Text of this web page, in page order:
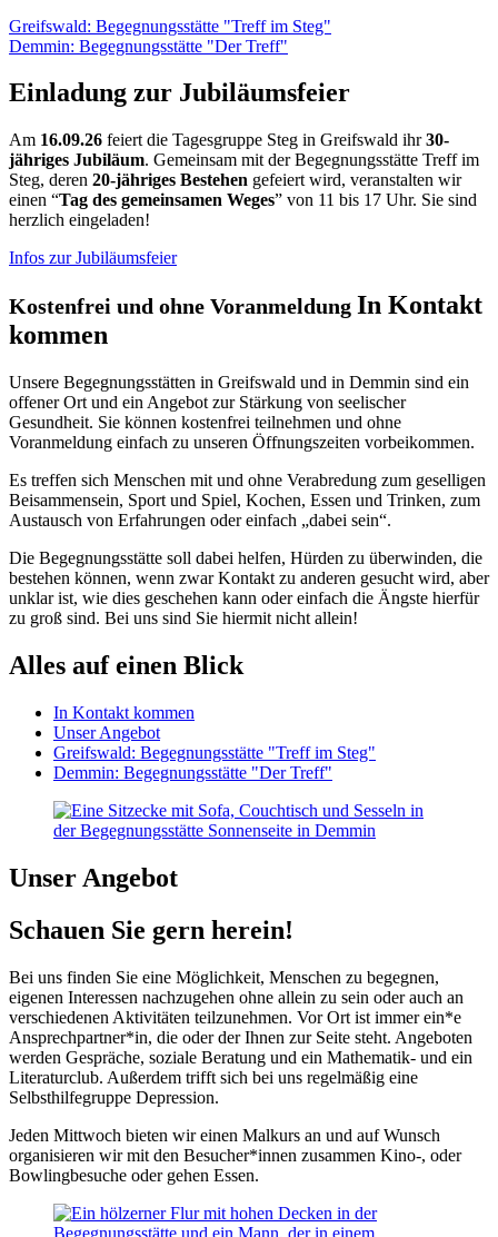
Greifswald: Begegnungsstätte "Treff im Steg"
Demmin: Begegnungsstätte "Der Treff"
Einladung zur Jubiläumsfeier
Am 16.09.26 feiert die Tagesgruppe Steg in Greifswald ihr30-
jähriges Jubiläum. Gemeinsam mit der Begegnungsstätte Treff im
Steg, deren 20-jähriges Bestehen gefeiert wird, veranstalten wir
einen “Tag des gemeinsamen Weges” von 11 bis 17 Uhr. Sie sind
herzlich eingeladen!
Infos zur Jubiläumsfeier
Kostenfrei und ohne Voranmeldung In Kontakt
kommen
Unsere Begegnungsstätten in Greifswald und in Demmin sind ein
offener Ort und ein Angebot zur Stärkung von seelischer
Gesundheit. Sie können kostenfrei teilnehmen und ohne
Voranmeldung einfach zu unseren Öffnungszeiten vorbeikommen.
Es treffen sich Menschen mit und ohne Verabredung zum geselligen
Beisammensein, Sport und Spiel, Kochen, Essen und Trinken, zum
Austausch von Erfahrungen oder einfach „dabei sein“.
Die Begegnungsstätte soll dabei helfen, Hürden zu überwinden, die
bestehen können, wenn zwar Kontakt zu anderen gesucht wird, aber
unklar ist, wie dies geschehen kann oder einfach die Ängste hierfür
zu groß sind. Bei uns sind Sie hiermit nicht allein!
Alles auf einen Blick
In Kontakt kommen
Unser Angebot
Greifswald: Begegnungsstätte "Treff im Steg"
Demmin: Begegnungsstätte "Der Treff"
Unser Angebot
Schauen Sie gern herein!
Bei uns finden Sie eine Möglichkeit, Menschen zu begegnen,
eigenen Interessen nachzugehen ohne allein zu sein oder auch an
verschiedenen Aktivitäten teilzunehmen. Vor Ort ist immer ein*e
Ansprechpartner*in, die oder der Ihnen zur Seite steht. Angeboten
werden Gespräche, soziale Beratung und ein Mathematik- und ein
Literaturclub. Außerdem trifft sich bei uns regelmäßig eine
Selbsthilfegruppe Depression.
Jeden Mittwoch bieten wir einen Malkurs an und auf Wunsch
organisieren wir mit den Besucher*innen zusammen Kino-, oder
Bowlingbesuche oder gehen Essen.